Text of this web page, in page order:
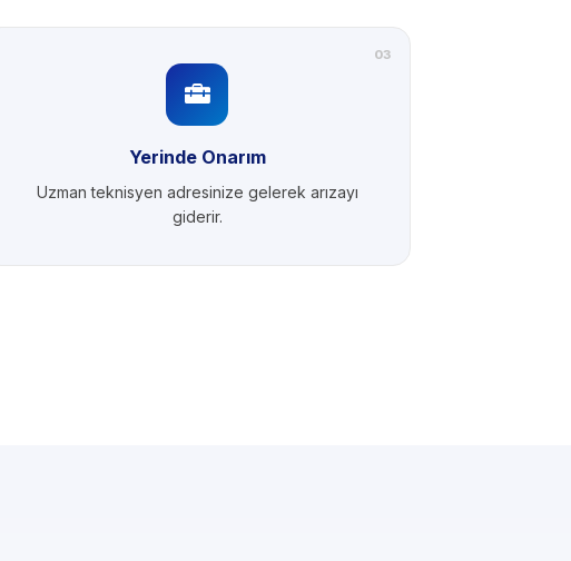
03
Yerinde Onarım
Uzman teknisyen adresinize gelerek arızayı
giderir.